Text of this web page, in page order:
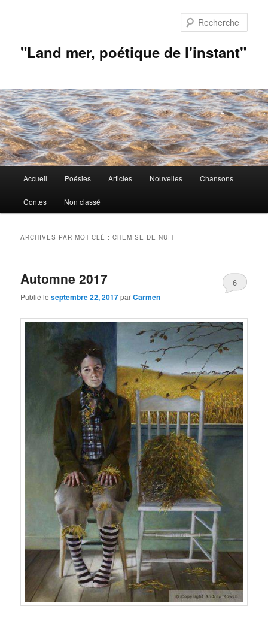
"Land mer, poétique de l'instant"
principal
Accueil Poésies Articles Nouvelles Chansons
Contes Non classé
ARCHIVES PAR MOT-CLÉ :CHEMISE DE NUIT
Automne 2017
Publié leseptembre 22, 2017parCarmen
6